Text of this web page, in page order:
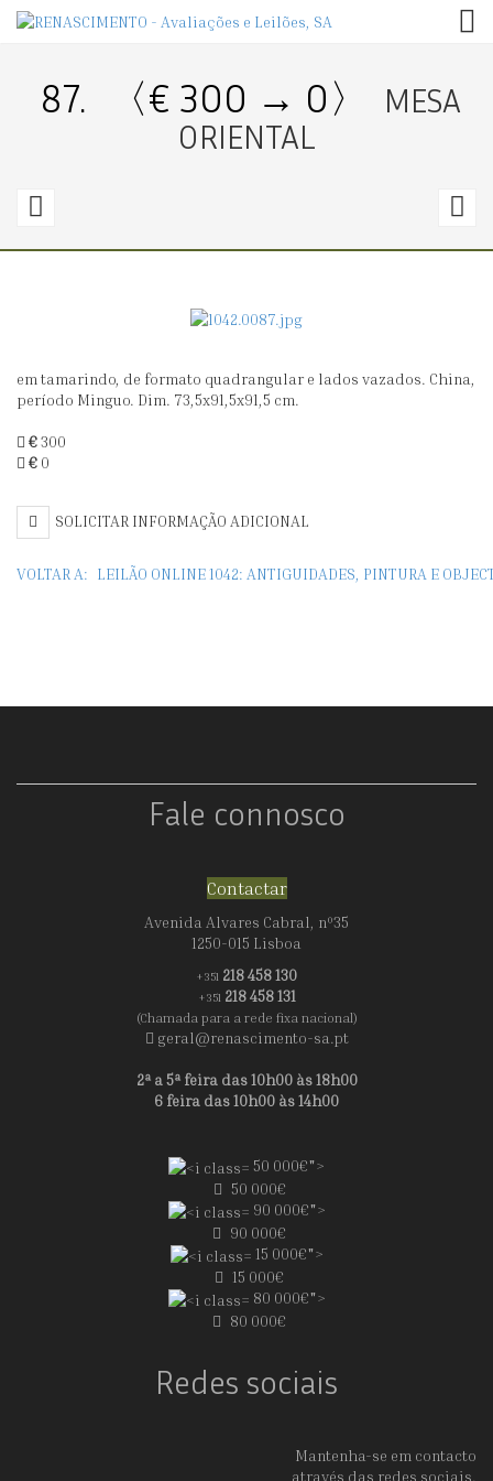
87. 〈€ 300 → 0〉
MESA
ORIENTAL
〈€
COSTUREIRA
em tamarindo, de formato quadrangular e lados vazados. China,
período Minguo. Dim. 73,5x91,5x91,5 cm.
€300
€ 0
SOLICITAR INFORMAÇÃO ADICIONAL
VOLTAR A: LEILÃO ONLINE 1042: ANTIGUIDADES, PINTURA E
Fale connosco
Contactar
Avenida Alvares Cabral, nº35
1250-015 Lisboa
+351 218 458 130
+351 218 458 131
(Chamada para a rede fixa nacional)
geral@renascimento-sa.pt
2ª a 5ª feira das 10h00 às 18h00
6 feira das 10h00 às 14h00
50 000€">
50 000€
90 000€">
90 000€
15 000€">
15 000€
80 000€">
80 000€
Redes sociais
Mantenha-se em contacto
através das redes sociais.